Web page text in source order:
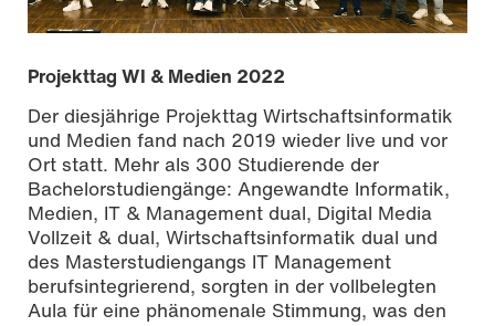
Projekttag WI & Medien 2022
Der diesjährige Projekttag Wirtschaftsinformatik
und Medien fand nach 2019 wieder live und vor
Ort statt. Mehr als 300 Studierende der
Bachelorstudiengänge: Angewandte Informatik,
Medien, IT & Management dual, Digital Media
Vollzeit & dual, Wirtschaftsinformatik dual und
des Masterstudiengangs IT Management
berufsintegrierend, sorgten in der vollbelegten
Aula für eine phänomenale Stimmung, was den